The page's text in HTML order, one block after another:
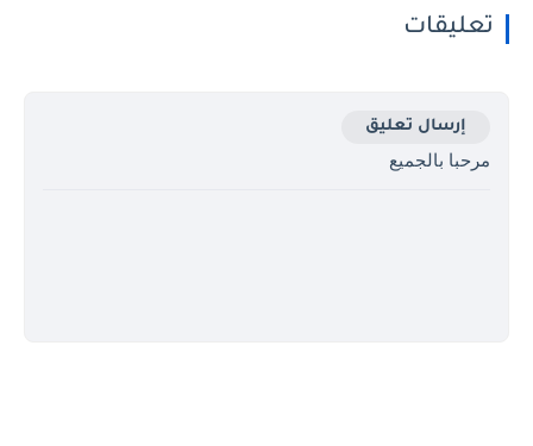
تعليقات
إرسال تعليق
مرحبا بالجميع